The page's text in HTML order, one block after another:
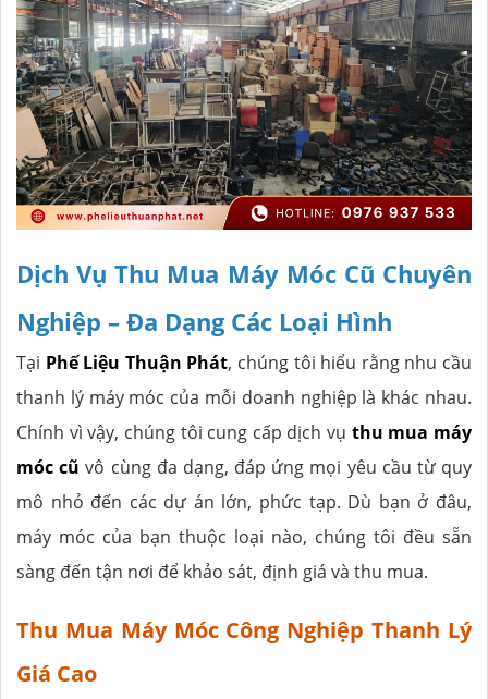
Dịch Vụ Thu Mua Máy Móc Cũ Chuyên
Nghiệp – Đa Dạng Các Loại Hình
Tại Phế Liệu Thuận Phát, chúng tôi hiểu rằng nhu cầu
thanh lý máy móc của mỗi doanh nghiệp là khác nhau.
Chính vì vậy, chúng tôi cung cấp dịch vụ thu mua máy
móc cũ vô cùng đa dạng, đáp ứng mọi yêu cầu từ quy
mô nhỏ đến các dự án lớn, phức tạp. Dù bạn ở đâu,
máy móc của bạn thuộc loại nào, chúng tôi đều sẵn
sàng đến tận nơi để khảo sát, định giá và thu mua.
Thu Mua Máy Móc Công Nghiệp Thanh Lý
Giá Cao